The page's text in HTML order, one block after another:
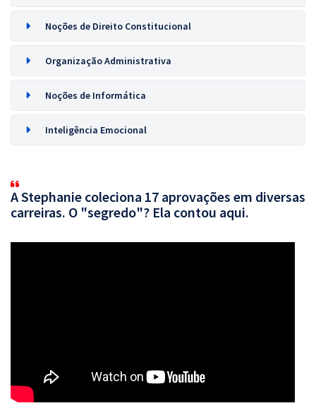
Noções de Direito Constitucional
Organização Administrativa
Noções de Informática
Inteligência Emocional
A Stephanie coleciona 17 aprovações em diversas
carreiras. O "segredo"? Ela contou aqui.